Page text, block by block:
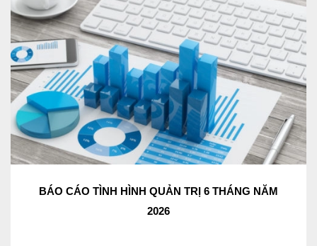
BÁO CÁO TÌNH HÌNH QUẢN TRỊ 6 THÁNG NĂM
2026